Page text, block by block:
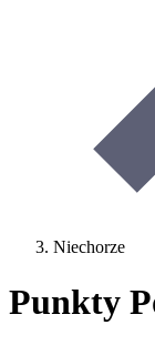
Niechorze
Punkty